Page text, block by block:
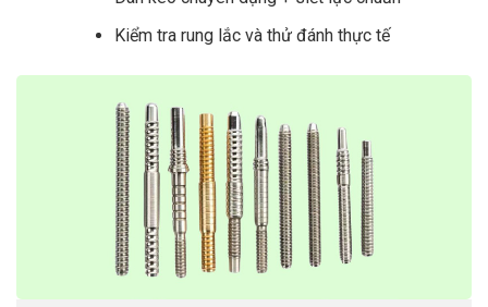
Kiểm tra rung lắc và thử đánh thực tế